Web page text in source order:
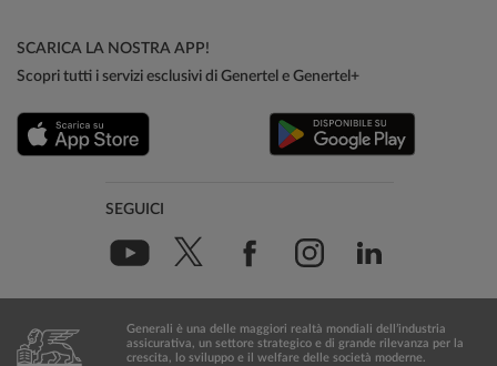
SCARICA LA NOSTRA APP!
Scopri tutti i servizi esclusivi di Genertel e Genertel+
SEGUICI
Generali è una delle maggiori realtà mondiali dell’industria
assicurativa, un settore strategico e di grande rilevanza per la
crescita, lo sviluppo e il welfare delle società moderne.